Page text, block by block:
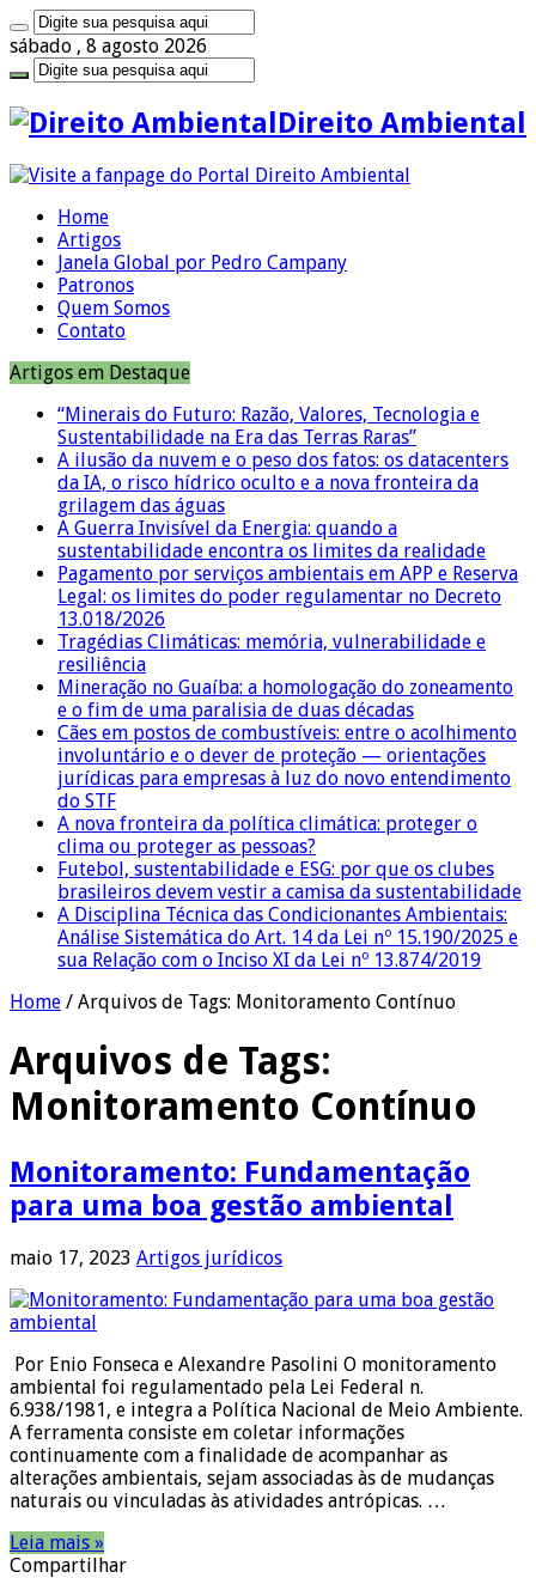
sábado , 8 agosto 2026
Direito Ambiental
Home
Artigos
Janela Global por Pedro Campany
Patronos
Quem Somos
Contato
Artigos em Destaque
“Minerais do Futuro: Razão, Valores, Tecnologia e
Sustentabilidade na Era das Terras Raras”
A ilusão da nuvem e o peso dos fatos: os datacenters
da IA, o risco hídrico oculto e a nova fronteira da
grilagem das águas
A Guerra Invisível da Energia: quando a
sustentabilidade encontra os limites da realidade
Pagamento por serviços ambientais em APP e Reserva
Legal: os limites do poder regulamentar no Decreto
13.018/2026
Tragédias Climáticas: memória, vulnerabilidade e
resiliência
Mineração no Guaíba: a homologação do zoneamento
e o fim de uma paralisia de duas décadas
Cães em postos de combustíveis: entre o acolhimento
involuntário e o dever de proteção — orientações
jurídicas para empresas à luz do novo entendimento
do STF
A nova fronteira da política climática: proteger o
clima ou proteger as pessoas?
Futebol, sustentabilidade e ESG: por que os clubes
brasileiros devem vestir a camisa da sustentabilidade
A Disciplina Técnica das Condicionantes Ambientais:
Análise Sistemática do Art. 14 da Lei nº 15.190/2025 e
sua Relação com o Inciso XI da Lei nº 13.874/2019
Home / Arquivos de Tags: Monitoramento Contínuo
Arquivos de Tags:
Monitoramento Contínuo
Monitoramento: Fundamentação
para uma boa gestão ambiental
maio 17, 2023 Artigos jurídicos
Por Enio Fonseca e Alexandre Pasolini O monitoramento
ambiental foi regulamentado pela Lei Federal n.
6.938/1981, e integra a Política Nacional de Meio Ambiente.
A ferramenta consiste em coletar informações
continuamente com a finalidade de acompanhar as
alterações ambientais, sejam associadas às de mudanças
naturais ou vinculadas às atividades antrópicas. …
Leia mais »
Compartilhar